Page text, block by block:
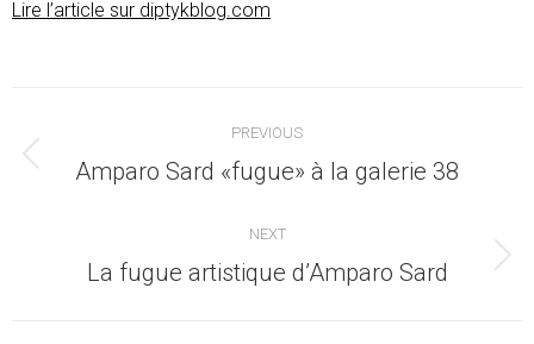
Lire l’article sur diptykblog.com
navigation
PREVIOUS
Previous
Amparo Sard «fugue» à la galerie 38
NEXT
Next
La fugue artistique d’Amparo Sard